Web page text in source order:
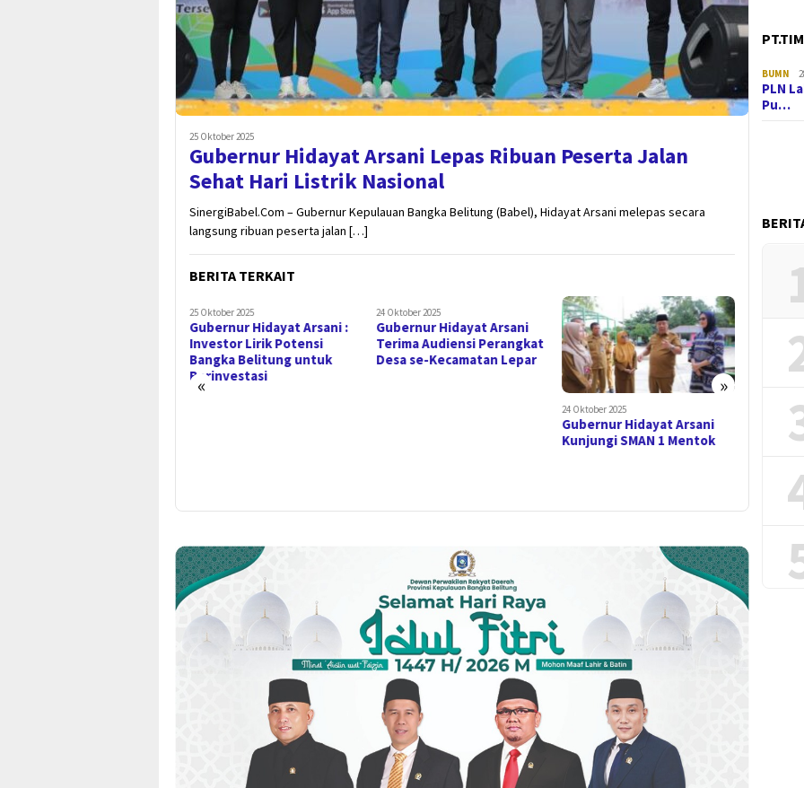
25 Oktober 2025
Gubernur Hidayat Arsani Lepas Ribuan Peserta Jalan
Sehat Hari Listrik Nasional
SinergiBabel.Com – Gubernur Kepulauan Bangka Belitung (Babel), Hidayat Arsani melepas secara
langsung ribuan peserta jalan […]
BERITA TERKAIT
« »
25 Oktober 2025
Gubernur Hidayat Arsani :
Investor Lirik Potensi
Bangka Belitung untuk
Berinvestasi
24 Oktober 2025
Gubernur Hidayat Arsani
Terima Audiensi Perangkat
Desa se-Kecamatan Lepar
24 Oktober 2025
Gubernur Hidayat Arsani
Kunjungi SMAN 1 Mentok
24 Oktober
Belitung
BUMN
PLN
Pu…